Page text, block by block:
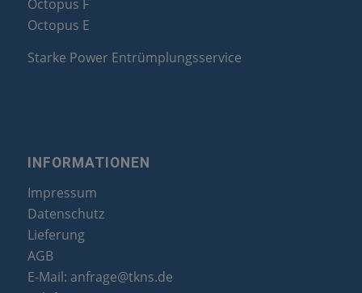
Octopus F
Octopus E
Starke Power Entrümplungsservice
INFORMATIONEN
Impressum
Datenschutz
Lieferung
AGB
E-Mail: anfrage@tkns.de